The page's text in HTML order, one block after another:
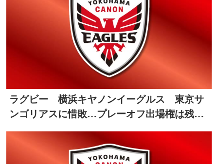
ラグビー 横浜キヤノンイーグルス 東京サ
ンゴリアスに惜敗…プレーオフ出場権は残り